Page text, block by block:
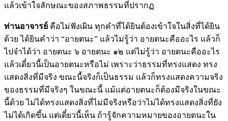
แล้วเข้าใจลักษณะของสภาพธรรมที่ปรากฏ
ท่านอาจารย์ คือไม่ฟังเผิน ทุกคำที่ได้ยินต้องเข้าใจในสิ่งที่ได้ยิน
ด้วย ได้ยินคำว่า “อายตนะ” แล้วไม่รู้ว่า อายตนะคืออะไร แล้วก็
ไปจำได้ว่า อายตนะ ๖ อายตนะ ๑๒ แต่ไม่รู้ว่า อายตนะคืออะไร
แล้วเดี๋ยวนี้เป็นอายตนะหรือไม่ เพราะว่าธรรมที่ทรงแสดง ทรง
แสดงสิ่งที่มีจริง ขณะนี้จริงก็เป็นธรรม แล้วก็ทรงแสดงความจริง
ของธรรมที่มีจริงๆ ในขณะนี้ แม้แต่อายตนะก็ต้องมีจริงในขณะ
นี้ด้วย ไม่ได้ทรงแสดงสิ่งที่ไม่มีจริงหรือว่าไม่ได้ทรงแสดงสิ่งที่ยัง
ไม่ได้เกิดขึ้น แต่เดี๋ยวนี้เห็น ถ้ารู้จักความหมายของอายตนะใน